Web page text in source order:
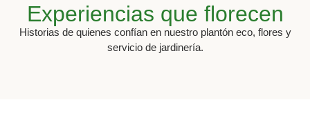
Experiencias que florecen
Historias de quienes confían en nuestro plantón eco, flores y
servicio de jardinería.